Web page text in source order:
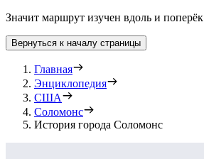
Значит маршрут изучен вдоль и поперёк
Вернуться к началу страницы
Главная
Энциклопедия
США
Соломонс
История города Соломонс